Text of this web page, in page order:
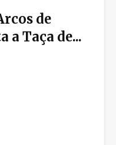
de
a Taça de...